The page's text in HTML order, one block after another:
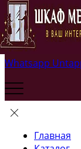
Whatsapp
Главная